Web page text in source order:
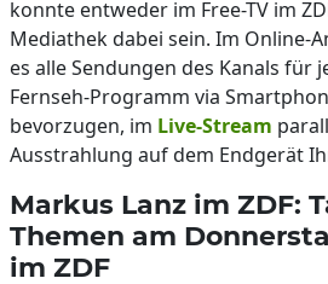
konnte entweder im Free-TV im
Mediathek dabei sein. Im Online-
es alle Sendungen des Kanals für
Fernseh-Programm via
bevorzugen, im Live-Stream
Ausstrahlung auf dem Endgerät
Markus Lanz im ZDF:
Themen am
im ZDF